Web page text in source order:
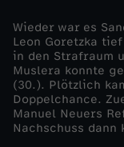
/
2
4
-
Wieder war es
Leon Goretzka
in den Strafraum
Muslera konnte
(30.). Plötzlich
Doppelchance.
Manuel Neuers
Nachschuss dann